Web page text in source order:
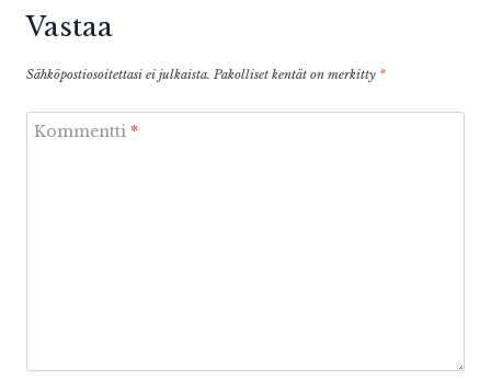
Vastaa
Sähköpostiosoitettasi ei julkaista. Pakolliset kentät on merkitty *
Kommentti *